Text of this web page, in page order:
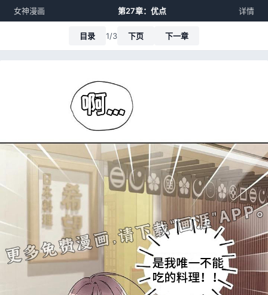
女神漫画 第27章：优点 详情
目录 1/3 下页 下一章